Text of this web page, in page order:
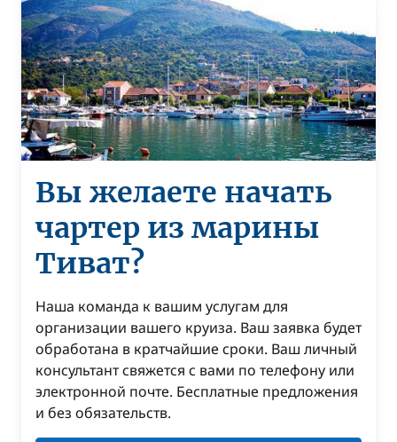
Вы желаете начать
чартер из марины
Тиват?
Наша команда к вашим услугам для
организации вашего круиза. Ваш заявка будет
обработана в кратчайшие сроки. Ваш личный
консультант свяжется с вами по телефону или
электронной почте. Бесплатные предложения
и без обязательств.